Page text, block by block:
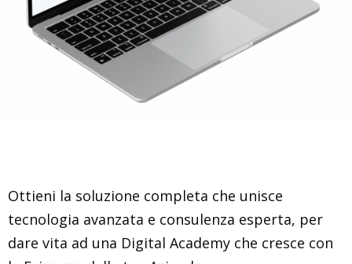
Ottieni la soluzione completa che unisce
tecnologia avanzata e consulenza esperta, per
dare vita ad una Digital Academy che cresce con